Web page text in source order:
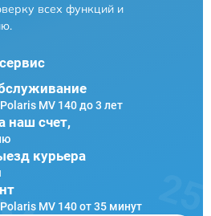
всех функций и
MV 140 до 3 лет
наш счет,
курьера
MV 140 от 35 минут